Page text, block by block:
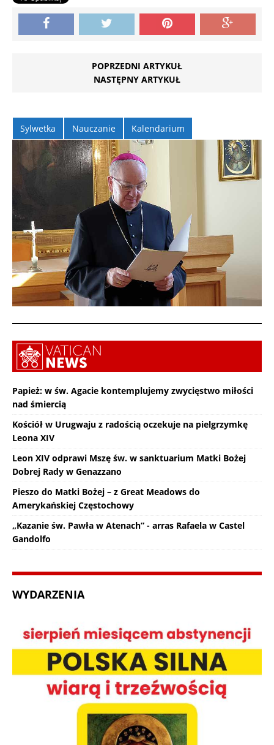
POPRZEDNI ARTYKUŁ
NASTĘPNY ARTYKUŁ
Sylwetka Nauczanie Kalendarium
Papież: w św. Agacie kontemplujemy zwycięstwo miłości
nad śmiercią
Kościół w Urugwaju z radością oczekuje na pielgrzymkę
Leona XIV
Leon XIV odprawi Mszę św. w sanktuarium Matki Bożej
Dobrej Rady w Genazzano
Pieszo do Matki Bożej – z Great Meadows do
Amerykańskiej Częstochowy
„Kazanie św. Pawła w Atenach” - arras Rafaela w Castel
Gandolfo
WYDARZENIA